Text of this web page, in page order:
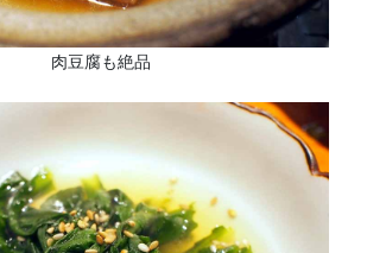
肉豆腐も絶品